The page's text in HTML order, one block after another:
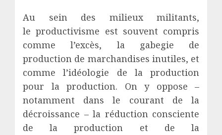
Au sein des milieux militants,
le productivisme est souvent compris
comme l’excès, la gabegie de
production de marchandises inutiles, et
comme l’idéologie de la production
pour la production. On y oppose –
notamment dans le courant de la
décroissance – la réduction consciente
de la production et de la